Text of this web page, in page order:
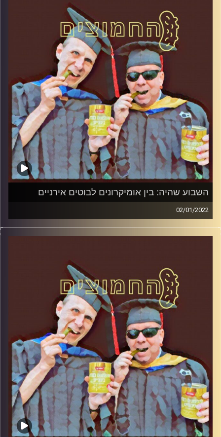
השבוע שהיה: בין אומיקרונים לבוטים אירניים
02/01/2022
המערכת הפוליטית על ספת הפסיכולוג, עם פרופסור בועז בן-
דוד ופרופסור גלעד הירשברגר